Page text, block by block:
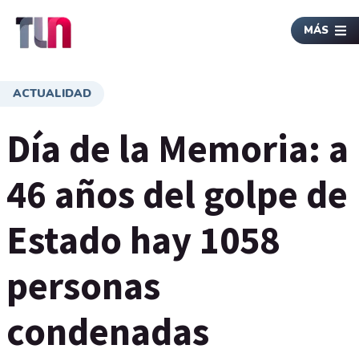
MÁS
ACTUALIDAD
Día de la Memoria: a
46 años del golpe de
Estado hay 1058
personas
condenadas